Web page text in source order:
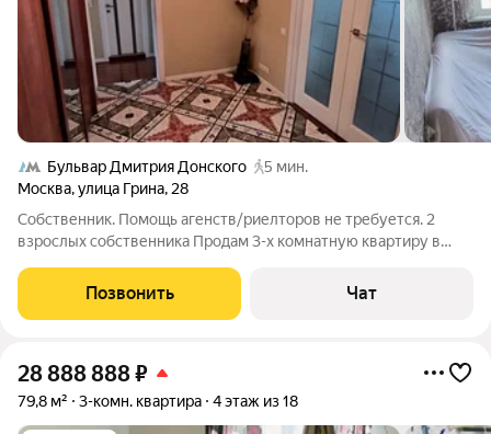
Бульвар Дмитрия Донского
5 мин.
Москва,улица Грина, 28
Собственник. Помощь агенств/риелторов не требуется. 2
взрослых собственника Продам 3-х комнатную квартиру в
это магазины , школы , сады , поликлиники , спорт центры и т.д.
Есть 2 санузла (один
Позвонить Чат
28 888 888₽
79,8 м² 3-комн. квартира 4 этаж из 18